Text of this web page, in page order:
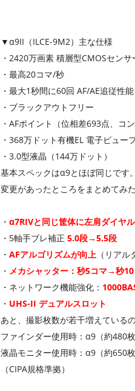
▼α9II（ILCE-9M2）主な仕様
・2420万画素 積層型CMOSセン
・最高20コマ/秒
・最大1秒間に60回 AF/AE追従性能
・ブラックアウトフリー
・AFポイント（位相差693点、コ
・368万ドット有機EL 電子ビュー
・3.0型液晶（144万ドット）
基本スペックはα9とほぼ同じです。
変更があったところをまとめてみ
・ α7RIVと同じ筐体に左肩ダイヤ
・5軸手ブレ補正 5.0段→5.5段
・ AFアルゴリズムが向上（リアル
・ メカシャッター：秒5コマ→秒
・ネットワーク機能強化：
・ UHS-II デュアルスロット
あと、撮影枚数が若干増えている
ファインダー使用時：α9（約
液晶モニター使用時：α9（約
（CIPA規格準拠）